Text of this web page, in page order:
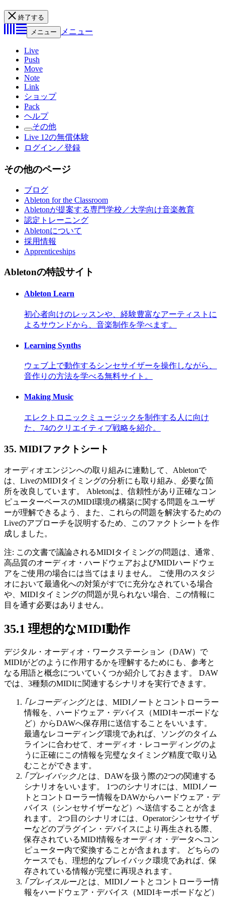
終了する
メニュー
メニュー
Live
Push
Move
Note
Link
ショップ
Pack
ヘルプ
その他
Live 12の無償体験
ログイン／登録
その他のページ
ブログ
Ableton for the Classroom
Abletonが提案する専門学校／大学向け音楽教育
認定トレーニング
Abletonについて
採用情報
Apprenticeships
Abletonの特設サイト
Ableton Learn
初心者向けのレッスンや、経験豊富なアーティストに
よるサウンドから、音楽制作を学べます。
Learning Synths
ウェブ上で動作するシンセサイザーを操作しながら、
音作りの方法を学べる無料サイト。
Making Music
エレクトロニックミュージックを制作する人に向け
た、74のクリエイティブ戦略を紹介。
35. MIDIファクトシート
オーディオエンジンへの取り組みに連動して、Abletonで
は、LiveのMIDIタイミングの分析にも取り組み、必要な箇
所を改良しています。 Abletonは、信頼性があり正確なコン
ピューターベースのMIDI環境の構築に関する問題をユーザ
ーが理解できるよう、また、これらの問題を解決するための
Liveのアプローチを説明するため、このファクトシートを作
成しました。
注: この文書で議論されるMIDIタイミングの問題は、通常、
高品質のオーディオ・ハードウェアおよびMIDIハードウェ
アをご使用の場合には当てはまりません。 ご使用のスタジ
オにおいて最適化への対策がすでに充分なされている場合
や、MIDIタイミングの問題が見られない場合、この情報に
目を通す必要はありません。
35.1 理想的なMIDI動作
デジタル・オーディオ・ワークステーション（DAW）で
MIDIがどのように作用するかを理解するためにも、参考と
なる用語と概念についていくつか紹介しておきます。 DAW
では、3種類のMIDIに関連するシナリオを実行できます。
｢レコーディング｣とは、MIDIノートとコントローラー
情報を、ハードウェア・デバイス（MIDIキーボードな
ど）からDAWへ保存用に送信することをいいます。
最適なレコーディング環境であれば、ソングのタイム
ラインに合わせて、オーディオ・レコーディングのよ
うに正確にこの情報を完璧なタイミング精度で取り込
むことができます。
｢プレイバック｣とは、DAWを扱う際の2つの関連する
シナリオをいいます。 1つのシナリオには、MIDIノー
トとコントローラー情報をDAWからハードウェア・デ
バイス（シンセサイザーなど）へ送信することが含ま
れます。 2つ目のシナリオには、Operatorシンセサイザ
ーなどのプラグイン・デバイスにより再生される際、
保存されているMIDI情報をオーディオ・データへコン
ピューター内で変換することが含まれます。 どちらの
ケースでも、理想的なプレイバック環境であれば、保
存されている情報が完璧に再現されます。
｢プレイスルー｣とは、MIDIノートとコントローラー情
報をハードウェア・デバイス（MIDIキーボードなど）